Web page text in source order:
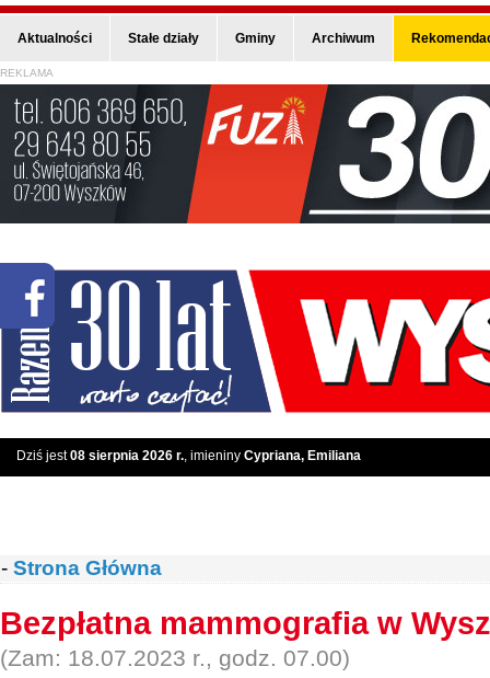
Aktualności Stałe działy Gminy Archiwum
REKLAMA
Dziś jest08 sierpnia 2026 r., imieniny Cypriana, Emiliana
- Strona Główna
Bezpłatna mammografia w
(Zam: 18.07.2023 r., godz. 07.00)